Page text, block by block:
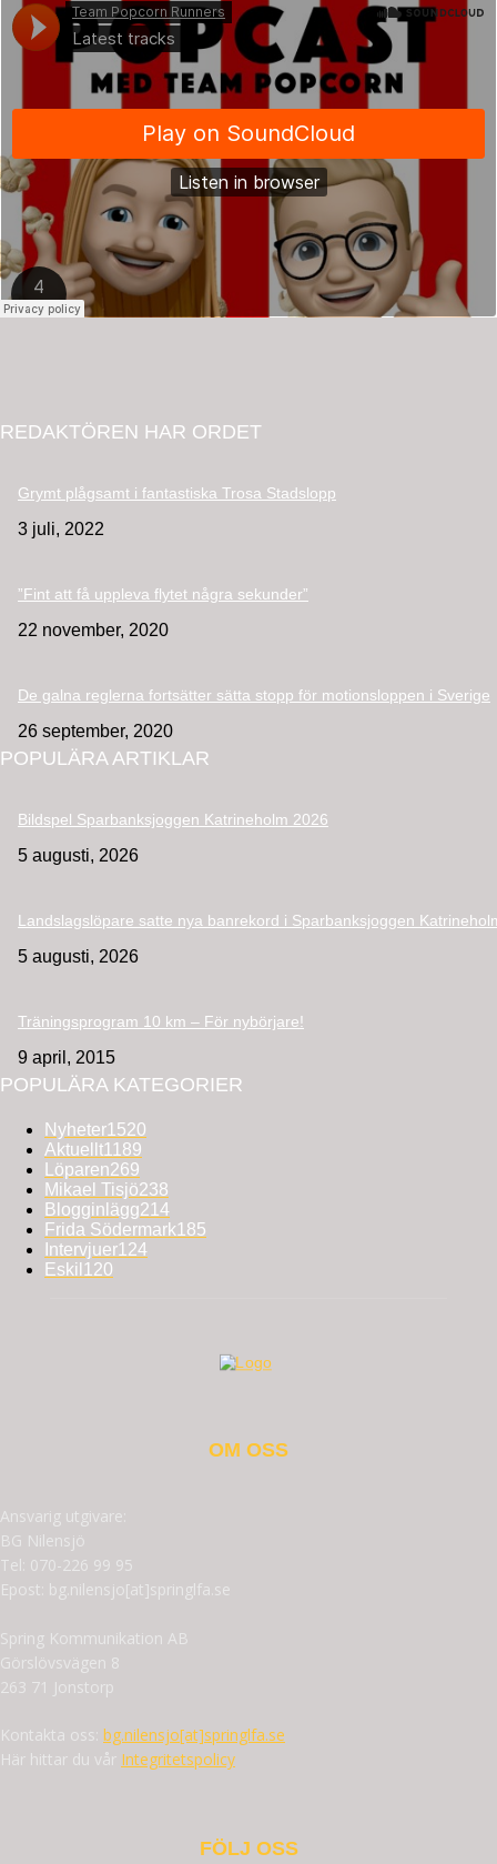
REDAKTÖREN HAR ORDET
Grymt plågsamt i fantastiska Trosa Stadslopp
3 juli, 2022
”Fint att få uppleva flytet några sekunder”
22 november, 2020
De galna reglerna fortsätter sätta stopp för motionsloppen i Sverige
26 september, 2020
POPULÄRA ARTIKLAR
Bildspel Sparbanksjoggen Katrineholm 2026
5 augusti, 2026
Landslagslöpare satte nya banrekord i Sparbanksjoggen
5 augusti, 2026
Träningsprogram 10 km – För nybörjare!
9 april, 2015
POPULÄRA KATEGORIER
Nyheter1520
Aktuellt1189
Löparen269
Mikael Tisjö238
Blogginlägg214
Frida Södermark185
Intervjuer124
Eskil 120
OM OSS
Ansvarig utgivare:
BG Nilensjö
Tel: 070-226 99 95
Epost: bg.nilensjo[at]springlfa.se
Spring Kommunikation AB
Görslövsvägen 8
263 71 Jonstorp
Kontakta oss: bg.nilensjo[at]springlfa.se
Här hittar du vår Integritetspolicy
FÖLJ OSS